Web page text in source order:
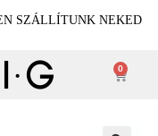
SZÁLLÍTUNK NEKED
0